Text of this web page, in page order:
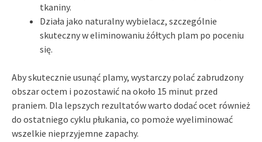
tkaniny.
Działa jako naturalny wybielacz, szczególnie
skuteczny w eliminowaniu żółtych plam po poceniu
się.
Aby skutecznie usunąć plamy, wystarczy polać zabrudzony
obszar octem i pozostawić na około 15 minut przed
praniem. Dla lepszych rezultatów warto dodać ocet również
do ostatniego cyklu płukania, co pomoże wyeliminować
wszelkie nieprzyjemne zapachy.